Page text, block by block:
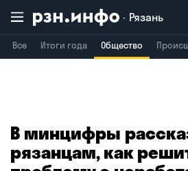
Рязань
Все Итоги года Общество
Воронеж
В минцифры
рязанцам, как